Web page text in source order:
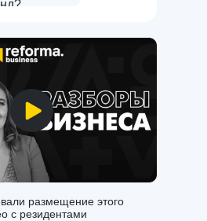
размещение этого
с резидентами